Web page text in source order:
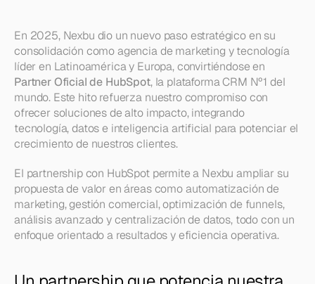
En 2025, Nexbu dio un nuevo paso estratégico en su
consolidación como agencia de marketing y tecnología
Partner Oficial de HubSpot, la plataforma CRM Nº1 del
mundo. Este hito refuerza nuestro compromiso con
ofrecer soluciones de alto impacto, integrando
tecnología, datos e inteligencia artificial para potenciar el
crecimiento de nuestros clientes.
El partnership con HubSpot permite a Nexbu ampliar su
propuesta de valor en áreas como automatización de
marketing, gestión comercial, optimización de funnels,
análisis avanzado y centralización de datos, todo con un
enfoque orientado a resultados y eficiencia operativa.